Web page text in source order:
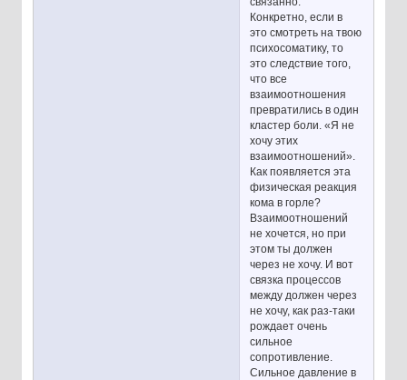
Конкретно, если в
это смотреть на твою
психосоматику, то
это следствие того,
что все
взаимоотношения
превратились в один
кластер боли. «Я не
хочу этих
взаимоотношений».
Как появляется эта
физическая реакция
кома в горле?
Взаимоотношений
не хочется, но при
этом ты должен
через не хочу. И вот
связка процессов
между должен через
не хочу, как раз-таки
рождает очень
сильное
сопротивление.
Сильное давление в